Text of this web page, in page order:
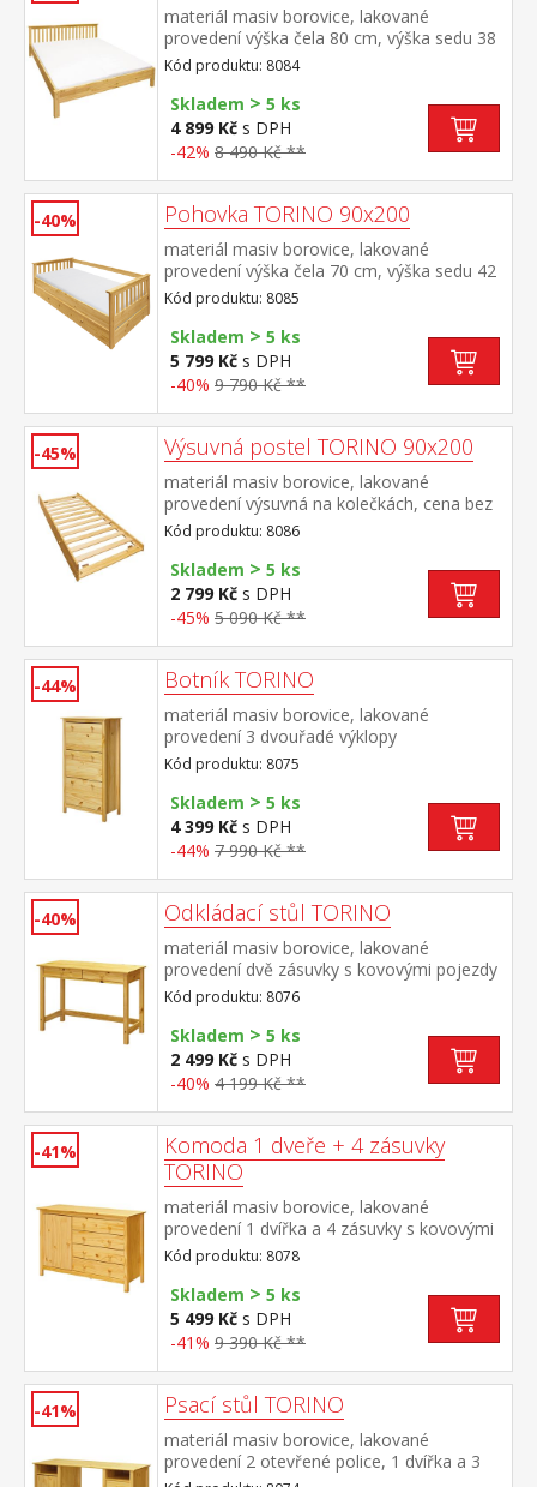
materiál masiv borovice, lakované
provedení výška čela 80 cm, výška sedu 38
cm, cena bez roštu a matrace minimální
doporučená výška matrace 15
cm doporučený rozměr matrace 180 × 200
cm nebo 2 kusy 90 × 200 cm a rošt R4
nebo 2 kusy R1 doporučená nosnost do
Kód produktu: 8084
Skladem > 5 ks
4 899 Kč s DPH
-42% 8 490 Kč **
-40% Pohovka TORINO 90x200
materiál masiv borovice, lakované
provedení výška čela 70 cm, výška sedu 42
cm, cena bez roštu a matrace minimální
doporučená výška matrace 15
cm doporučený rozměr matrace 90 × 200
cm a rošt R1 k pohovce možno dokoupit
výsuvnou přistýlku TORINO 8086 nebo
Kód produktu: 8085
Skladem > 5 ks
5 799 Kč s DPH
-40% 9 790 Kč **
-45% Výsuvná postel TORINO 90x200
materiál masiv borovice, lakované
provedení výsuvná na kolečkách, cena bez
matrace maximální doporučená výška
matrace 14 cm doporučený rozměr
matrace 90 × 200 cm vhodná jako výsuvná
přistýlka k pohovce TORINO 8085 nebo k
jednolůžku JANA ID30400225
Kód produktu: 8086
Skladem > 5 ks
2 799 Kč s DPH
-45% 5 090 Kč **
-44% Botník TORINO
materiál masiv borovice, lakované
provedení 3 dvouřadé výklopy
Kód produktu: 8075
Skladem > 5 ks
4 399 Kč s DPH
-44% 7 990 Kč **
-40% Odkládací stůl TORINO
materiál masiv borovice, lakované
provedení dvě zásuvky s kovovými pojezdy
Kód produktu: 8076
Skladem > 5 ks
2 499 Kč s DPH
-40% 4 199 Kč **
-41%
Komoda 1 dveře + 4 zásuvky
TORINO
materiál masiv borovice, lakované
provedení 1 dvířka a 4 zásuvky s kovovými
pojezdy
Kód produktu: 8078
Skladem > 5 ks
5 499 Kč s DPH
-41% 9 390 Kč **
-41% Psací stůl TORINO
materiál masiv borovice, lakované
provedení 2 otevřené police, 1 dvířka a 3